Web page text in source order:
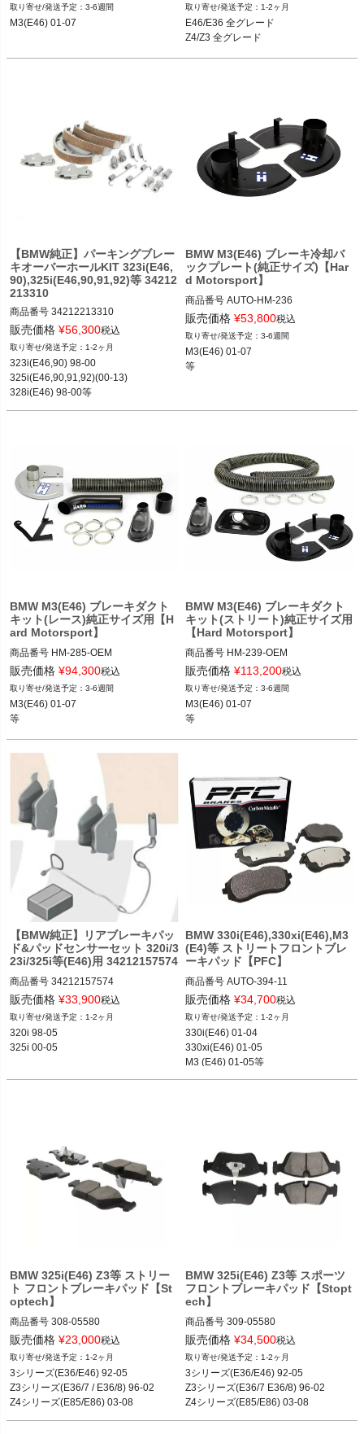
3-6週間
M3(E46) 01-07
1-2ヶ月
E46/E36 全グレード
Z4/Z3 全グレード
【BMW純正】パーキングブレー
キオーバーホールKIT 323i(E46,
90),325i(E46,90,91,92)等 34212
213310
商品番号 34212213310
34212213310
販売価格 ¥56,300税込
1-2ヶ月
323i(E46,90) 98-00
325i(E46,90,91,92)(00-13)
328i(E46) 98-00等
BMW M3(E46) ブレーキ冷却バ
ックプレート(純正サイズ)【Har
d Motorsport】
商品番号 AUTO-HM-236
HM-236
等
販売価格 ¥53,800税込
3-6週間
M3(E46) 01-07
等
BMW M3(E46) ブレーキダクト
キット(レース)純正サイズ用【H
ard Motorsport】
商品番号 HM-285-OEM
HM-285_OEM
12REN"HM-285"
Backing Plate:
OEM M3 (fits 332mm & 345mm rotors)
M3(E46) 01-07
等
販売価格 ¥94,300税込
3-6週間
M3(E46) 01-07
等
BMW M3(E46) ブレーキダクト
キット(ストリート)純正サイズ用
【Hard Motorsport】
商品番号 HM-239-OEM
HM-239_OEM
12REN"HM-239"
Size:332MM
Style:OEM
M3(E46) 01-07
販売価格 ¥113,200税込
3-6週間
M3(E46) 01-07
等
【BMW純正】リアブレーキパッ
ド&パッドセンサーセット 320i/3
23i/325i等(E46)用 34212157574
商品番号 34212157574
34212157574
販売価格 ¥33,900税込
1-2ヶ月
320i 98-05
325i 00-05
BMW 330i(E46),330xi(E46),M3
(E4)等 ストリートフロントブレ
ーキパッド【PFC】
商品番号 AUTO-394-11
394-11
12BMR"394.11"
販売価格 ¥34,700税込
1-2ヶ月
330i(E46) 01-04
330xi(E46) 01-05
M3 (E46) 01-05等
BMW 325i(E46) Z3等 ストリー
ト フロントブレーキパッド【St
optech】
商品番号 308-05580
308_05580
12BMR"308.05580"
〇3 シリーズ
2-99
販売価格 ¥23,000税込
1-2ヶ月
3シリーズ(E36/E46) 92-05
Z3シリーズ(E36/7 / E36/8) 96-02
Z4シリーズ(E85/E86) 03-08
BMW 325i(E46) Z3等 スポーツ
フロントブレーキパッド【Stopt
ech】
商品番号 309-05580
309_05580
12BMR"309.05580"
販売価格 ¥34,500税込
1-2ヶ月
3シリーズ(E36/E46) 92-05
Z3シリーズ(E36/7 E36/8) 96-02
Z4シリーズ(E85/E86) 03-08